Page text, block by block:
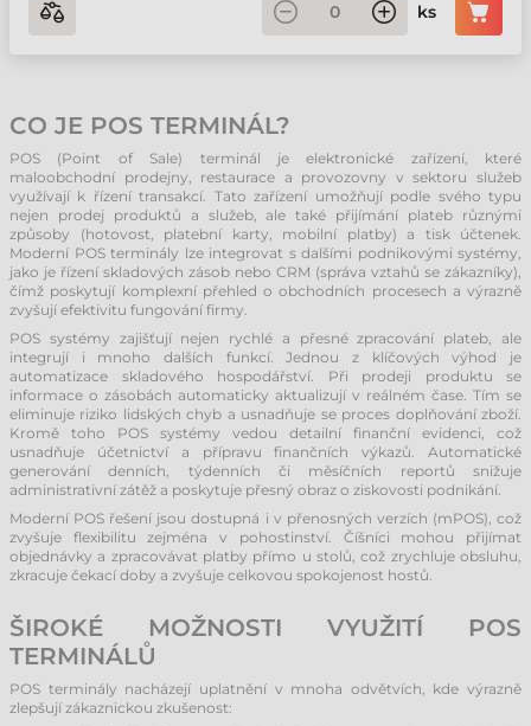
ks
CO JE POS TERMINÁL?
POS (Point of Sale) terminál je elektronické zařízení, které
maloobchodní prodejny, restaurace a provozovny v sektoru služeb
využívají k řízení transakcí. Tato zařízení umožňují podle svého typu
nejen prodej produktů a služeb, ale také přijímání plateb různými
způsoby (hotovost, platební karty, mobilní platby) a tisk účtenek.
Moderní POS terminály lze integrovat s dalšími podnikovými systémy,
jako je řízení skladových zásob nebo CRM (správa vztahů se zákazníky),
čímž poskytují komplexní přehled o obchodních procesech a výrazně
zvyšují efektivitu fungování firmy.
POS systémy zajišťují nejen rychlé a přesné zpracování plateb, ale
integrují i mnoho dalších funkcí. Jednou z klíčových výhod je
automatizace skladového hospodářství. Při prodeji produktu se
informace o zásobách automaticky aktualizují v reálném čase. Tím se
eliminuje riziko lidských chyb a usnadňuje se proces doplňování zboží.
Kromě toho POS systémy vedou detailní finanční evidenci, což
usnadňuje účetnictví a přípravu finančních výkazů. Automatické
generování denních, týdenních či měsíčních reportů snižuje
administrativní zátěž a poskytuje přesný obraz o ziskovosti podnikání.
Moderní POS řešení jsou dostupná i v přenosných verzích (mPOS), což
zvyšuje flexibilitu zejména v pohostinství. Číšníci mohou přijímat
objednávky a zpracovávat platby přímo u stolů, což zrychluje obsluhu,
zkracuje čekací doby a zvyšuje celkovou spokojenost hostů.
ŠIROKÉ MOŽNOSTI VYUŽITÍ POS
TERMINÁLŮ
POS terminály nacházejí uplatnění v mnoha odvětvích, kde výrazně
zlepšují zákaznickou zkušenost: